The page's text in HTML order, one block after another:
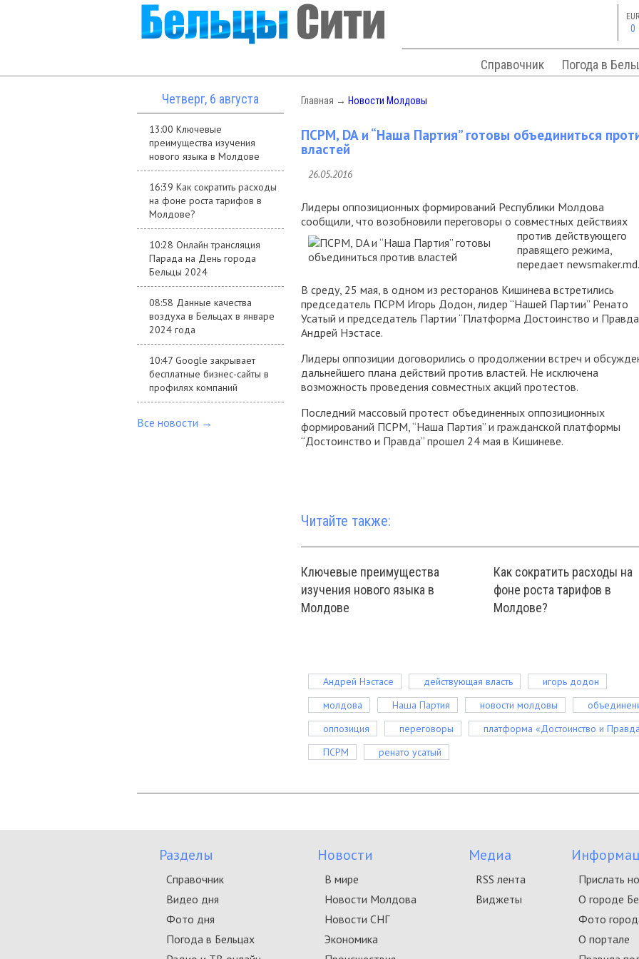
EUR
0
Справочник Погода в
Четверг, 6 августа
13:00 Ключевые
преимущества изучения
нового языка в Молдове
16:39 Как сократить расходы
на фоне роста тарифов в
Молдове?
10:28 Онлайн трансляция
Парада на День города
Бельцы 2024
08:58 Данные качества
воздуха в Бельцах в январе
2024 года
10:47 Google закрывает
бесплатные бизнес-сайты в
профилях компаний
Все новости →
Главная → Новости Молдовы
ПСРМ, DA и “Наша Партия” готовы объединиться
властей
26.05.2016
Лидеры оппозиционных формирований Республики Молдова
сообщили, что возобновили переговоры о совместных действиях
против действующего
правящего режима,
передает newsmaker.md.
В среду, 25 мая, в одном из ресторанов Кишинева встретились
председатель ПСРМ Игорь Додон, лидер “Нашей Партии” Ренато
Усатый и председатель Партии “Платформа Достоинство и
Андрей Нэстасе.
Лидеры оппозиции договорились о продолжении встреч и
дальнейшего плана действий против властей. Не исключена
возможность проведения совместных акций протестов.
Последний массовый протест объединенных оппозиционных
формирований ПСРМ, “Наша Партия” и гражданской платформы
“Достоинство и Правда” прошел 24 мая в Кишиневе.
Читайте также:
Ключевые преимущества
изучения нового языка в
Молдове
Как сократить расходы на
фоне роста тарифов в
Молдове?
Андрей Нэстасе действующая власть
игорь додон
молдова
Наша Партия новости молдовы
оппозиция
переговоры
платформа «Достоинство и
ПСРМ
ренато усатый
Разделы
Справочник
Видео дня
Фото дня
Погода в Бельцах
Новости
В мире
Новости Молдова
Новости СНГ
Экономика
Медиа
RSS лента
Виджеты
Прислать
О городе
Фото
О портале